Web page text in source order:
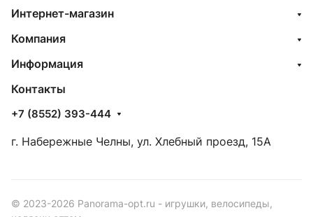
Интернет-магазин
Компания
Информация
Контакты
+7 (8552) 393-444
г. Набережные Челны, ул. Хлебный проезд, 15А
© 2023-2026 Panorama-opt.ru - игрушки, велосипеды,